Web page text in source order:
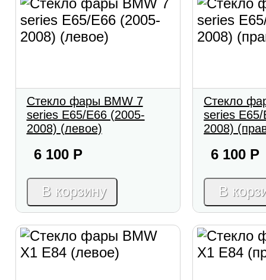
Стекло фары BMW 7
series E65/E66 (2005-
2008) (левое)
6 100 Р
В корзину
Стекло
series
2008)
6 100 Р
В